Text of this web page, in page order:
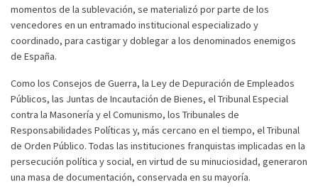
momentos de la sublevación, se materializó por parte de los
vencedores en un entramado institucional especializado y
coordinado, para castigar y doblegar a los denominados enemigos
de España.
Como los Consejos de Guerra, la Ley de Depuración de Empleados
Públicos, las Juntas de Incautación de Bienes, el Tribunal Especial
contra la Masonería y el Comunismo, los Tribunales de
Responsabilidades Políticas y, más cercano en el tiempo, el Tribunal
de Orden Público. Todas las instituciones franquistas implicadas en la
persecución política y social, en virtud de su minuciosidad, generaron
una masa de documentación, conservada en su mayoría.